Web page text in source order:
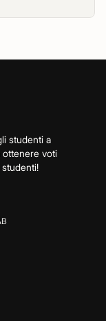
studenti a
ottenere voti